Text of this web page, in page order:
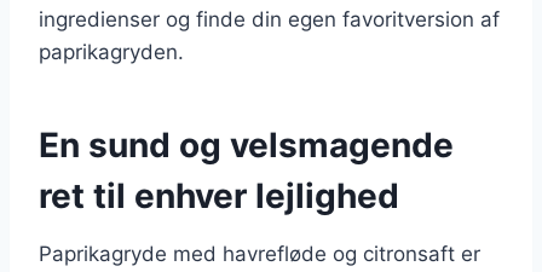
ingredienser og finde din egen favoritversion af
paprikagryden.
En sund og velsmagende
ret til enhver lejlighed
Paprikagryde med havrefløde og citronsaft er